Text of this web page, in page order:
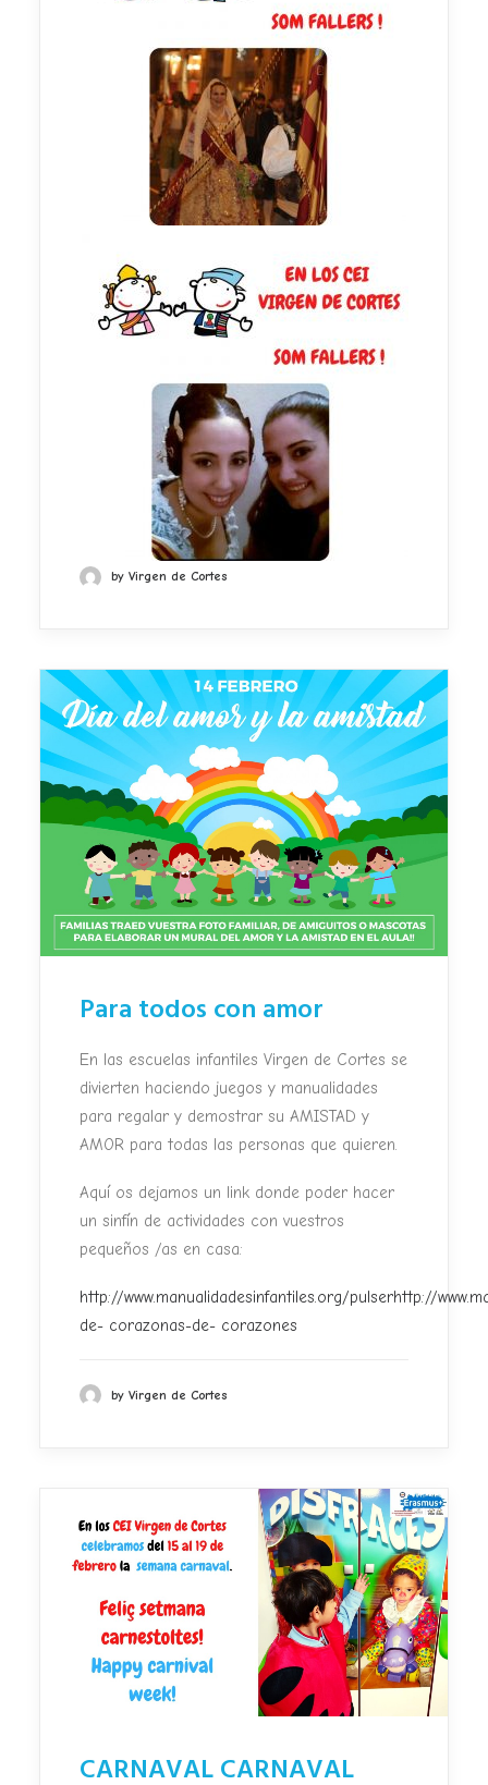
by Virgen de Cortes
Para todos con amor
En las escuelas infantiles Virgen de Cortes se
divierten haciendo juegos y manualidades
para regalar y demostrar su AMISTAD y
AMOR para todas las personas que quieren.
Aquí os dejamos un link donde poder hacer
un sinfín de actividades con vuestros
pequeños /as en casa:
http://www.manualidadesinfantiles.org/pulserhttp://
de- corazonas-de- corazones
by Virgen de Cortes
CARNAVAL CARNAVAL